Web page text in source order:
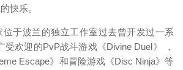
快乐。
于波兰的独立工作室过去曾开发过一系
受欢迎的PvP战斗游戏《Divine Duel》 ，
Escape》和冒险游戏《Disc Ninja》等